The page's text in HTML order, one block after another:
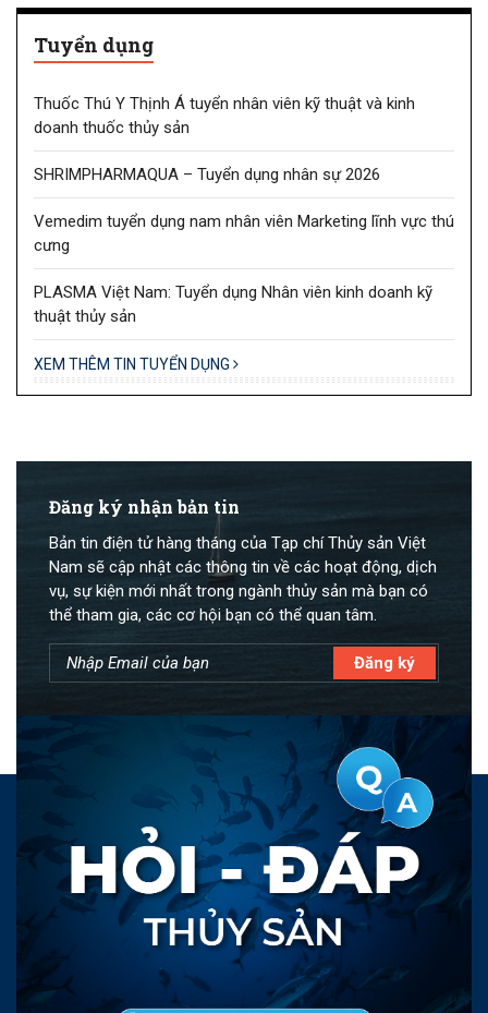
Tuyển dụng
Thuốc Thú Y Thịnh Á tuyển nhân viên kỹ thuật và kinh
doanh thuốc thủy sản
SHRIMPHARMAQUA – Tuyển dụng nhân sự 2026
Vemedim tuyển dụng nam nhân viên Marketing lĩnh vực thú
cưng
PLASMA Việt Nam: Tuyển dụng Nhân viên kinh doanh kỹ
thuật thủy sản
XEM THÊM TIN TUYỂN DỤNG
Đăng ký nhận bản tin
Bản tin điện tử hàng tháng của Tạp chí Thủy sản Việt
Nam sẽ cập nhật các thông tin về các hoạt động, dịch
vụ, sự kiện mới nhất trong ngành thủy sản mà bạn có
thể tham gia, các cơ hội bạn có thể quan tâm.